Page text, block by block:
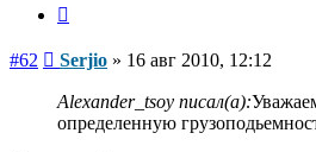
#62 Сообщение
Serjio » 16 авг 2010, 12:12
Alexander_tsoy писал(а):
определенную